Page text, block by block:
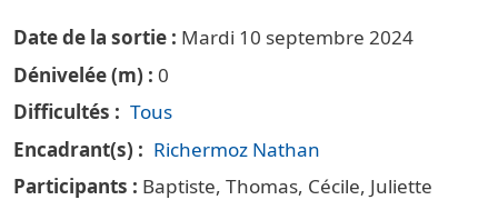
Date de la sortie
Mardi 10 septembre 2024
Dénivelée (m)
0
Difficultés
Tous
Encadrant(s)
Richermoz Nathan
Participants
Baptiste, Thomas, Cécile, Juliette